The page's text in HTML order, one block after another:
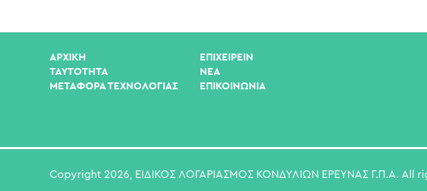
ΑΡΧΙΚΗ
ΤΑΥΤΟΤΗΤΑ
ΜΕΤΑΦΟΡΑ ΤΕΧΝΟΛΟΓΙΑΣ
ΕΠΙΧΕΙΡΕΙΝ
ΝΕΑ
ΕΠΙΚΟΙΝΩΝΊΑ
Copyright 2026, ΕΙΔΙΚΟΣ ΛΟΓΑΡΙΑΣΜΟΣ ΚΟΝΔΥΛΙΩΝ ΕΡΕΥΝΑΣ Γ.Π.Α. All